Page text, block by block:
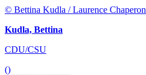
© Bettina Kudla / Laurence Chaperon
Kudla, Bettina
CDU/CSU
()